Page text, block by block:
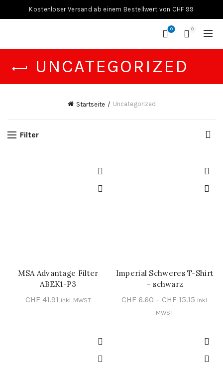
Kostenloser Versand ab einem Bestellwert von CHF 99
0 0
UNCATEGORIZED
Startseite Uncategorized
Filter
IN DEN WARENKORB
MSA Advantage Filter
ABEK1-P3
Bajonettverschluss
CHF 41.91 inkl. MWST
SCHNELL-EINKAUF
Imperial Schweres T-Shirt
– schwarz
CHF 6.60 – CHF 15.15 inkl.
MWST